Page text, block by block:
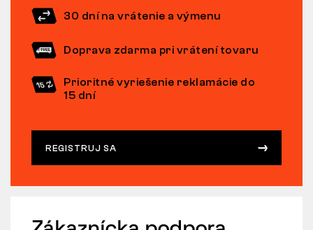
30 dní na vrátenie a výmenu
Doprava zdarma pri vrátení tovaru
Prioritné vyriešenie reklamácie do
15 dní
REGISTRUJ SA